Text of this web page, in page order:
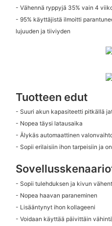
- Vähennä ryppyjä 35% vain 4
- 95% käyttäjistä ilmoitti
lujuuden ja tiiviyden
Tuotteen edut
- Suuri akun kapasiteetti pitkällä
- Nopea täysi latausaika
- Älykäs automaattinen
- Sopii erilaisiin ihon tarpeisiin ja
- Sopii tulehduksen ja kivun
- Nopea haavan paraneminen
- Lisääntynyt ihon kollageeni
- Voidaan käyttää päivittäin